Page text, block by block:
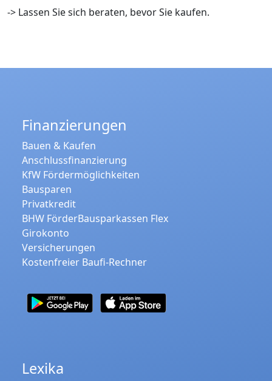
-> Lassen Sie sich beraten, bevor Sie kaufen.
Finanzierungen
Bauen & Kaufen
Anschlussfinanzierung
KfW Fördermöglichkeiten
Bausparen
Privatkredit
BHW FörderBausparkassen Flex
Girokonto
Versicherungen
Kostenfreier Baufi-Rechner
Lexika